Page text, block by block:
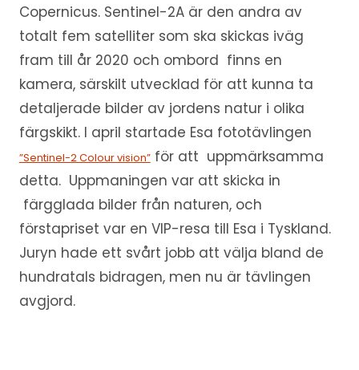
Copernicus. Sentinel-2A är den andra av
totalt fem satelliter som ska skickas iväg
fram till år 2020 och ombord finns en
kamera, särskilt utvecklad för att kunna ta
detaljerade bilder av jordens natur i olika
färgskikt. I april startade Esa fototävlingen
”Sentinel-2 Colour vision”för att uppmärksamma
detta. Uppmaningen var att skicka in
färgglada bilder från naturen, och
förstapriset var en VIP-resa till Esa i Tyskland.
Juryn hade ett svårt jobb att välja bland de
hundratals bidragen, men nu är tävlingen
avgjord.